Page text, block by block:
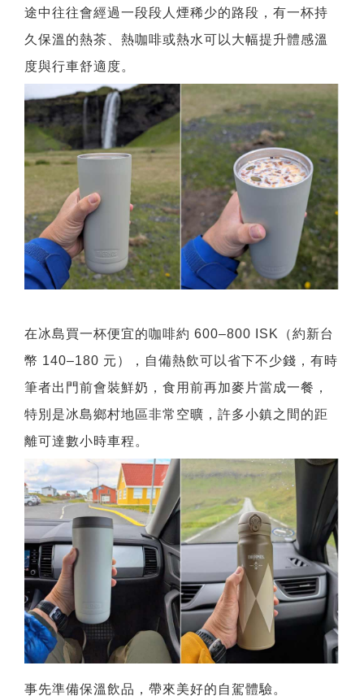
途中往往會經過一段段人煙稀少的路段，有一杯持
久保溫的熱茶、熱咖啡或熱水可以大幅提升體感溫
度與行車舒適度。
在冰島買一杯便宜的咖啡約 600–800 ISK（約新台
幣 140–180 元），自備熱飲可以省下不少錢，有時
筆者出門前會裝鮮奶，食用前再加麥片當成一餐，
特別是冰島鄉村地區非常空曠，許多小鎮之間的距
離可達數小時車程。
事先準備保溫飲品，帶來美好的自駕體驗。